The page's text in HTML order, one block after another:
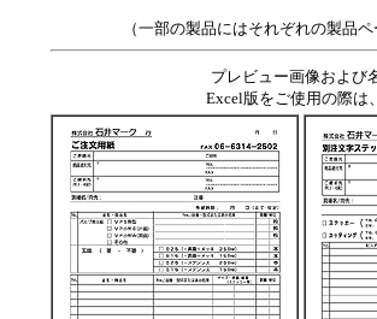
（一部の製品にはそれぞれの製品
プレビュー画像および
Excel版をご使用の際は